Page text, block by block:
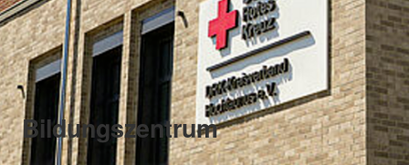
Bildungszentrum